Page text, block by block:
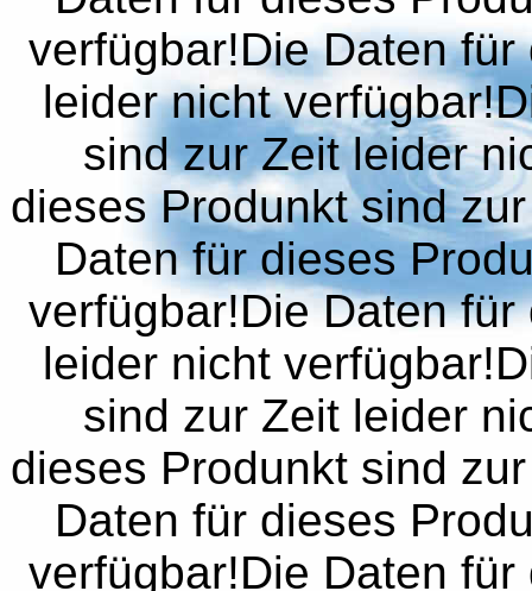
verfügbar!Die Daten
leider nicht
sind zur Zeit leider
dieses Produnkt sind
Daten für dieses
verfügbar!Die Daten
leider nicht
sind zur Zeit leider
dieses Produnkt sind
Daten für dieses
verfügbar!Die Daten